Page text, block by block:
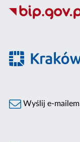
Wyślij e-mailem